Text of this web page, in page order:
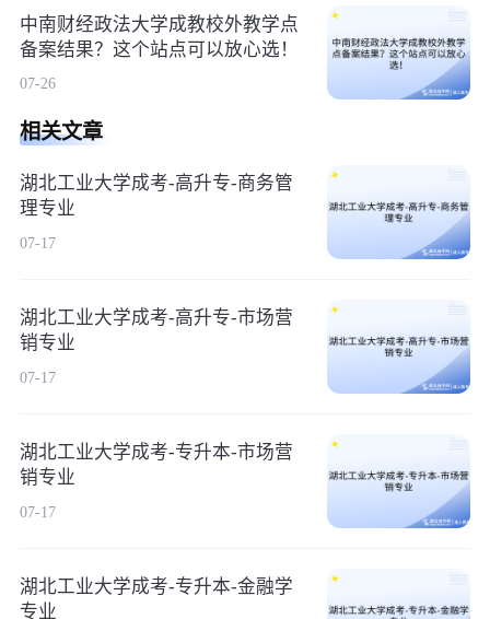
中南财经政法大学成教校外教学点
备案结果？这个站点可以放心选！
07-26
相关文章
湖北工业大学成考-高升专-商务管
理专业
07-17
湖北工业大学成考-高升专-市场营
销专业
07-17
湖北工业大学成考-专升本-市场营
销专业
07-17
湖北工业大学成考-专升本-金融学
专业